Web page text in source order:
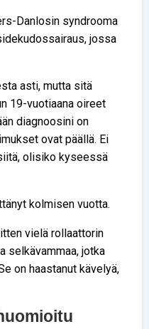
Danlosin syndrooma
jossa
asti, mutta sitä
19-vuotiaana oireet
diagnoosini on
ovat päällä. Ei
olisiko kyseessä
kolmisen vuotta.
vielä rollaattorin
selkävammaa, jotka
on haastanut kävelyä,